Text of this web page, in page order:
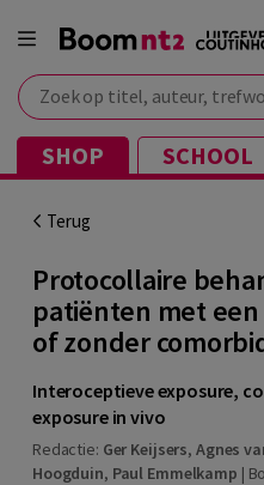
Zoek op titel, auteur, trefwoord
SHOP SCHOOL
Terug
Protocollaire
patiënten met
of zonder
Interoceptieve exposure,
exposure in vivo
Redactie: Ger Keijsers, Agnes
Hoogduin, Paul Emmelkamp |